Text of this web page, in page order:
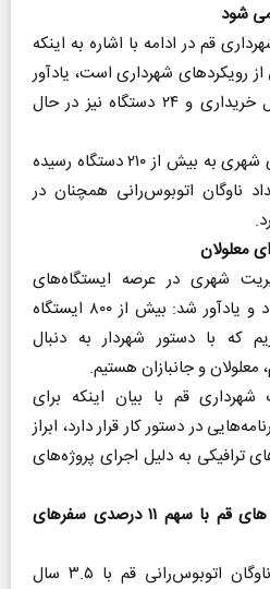
قم در ادامه با اشاره به اینکه
رویکردهای شهرداری است، یادآور
شد: ۲۰ دستگاه جدید در حال خریداری و ۲۴ دستگاه نیز در حال
وی با بیان اینکه اتوبوس‌های شهری به بیش از ۲۱۰ دستگاه رسیده
ناوگان اتوبوس‌رانی همچنان در
شهری در عرصه ایستگاه‌های
اتوبوس را مورد توجه قرار داد و یادآور شد: بیش از ۸۰۰ ایستگاه
که با دستور شهردار به دنبال
و جانبازان هستیم.
قم با بیان اینکه برای
در دستور کار قرار دارد، ابراز
ترافیکی به دلیل اجرای پروژه‌های
عمر سه سال و نیم اتوبوس های قم با سهم ۱۱ درصدی سفرهای
وی با اشاره به اینکه عمر ناوگان اتوبوس‌رانی قم با ۳.۵ سال